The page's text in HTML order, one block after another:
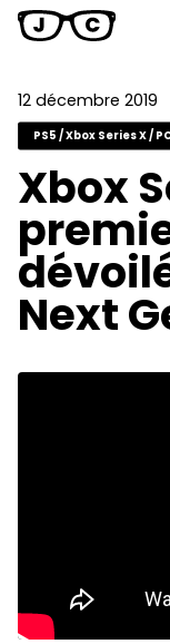
12 décembre 2019
PS5 / Xbox Series X /
Xbox
Next